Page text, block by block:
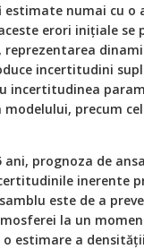
numai cu o
erori inițiale
reprezentarea
incertitudini
incertitudinea
precum
ani, prognoza de
inerente
este de a
la un
estimare a